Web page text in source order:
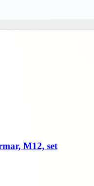
M12, set